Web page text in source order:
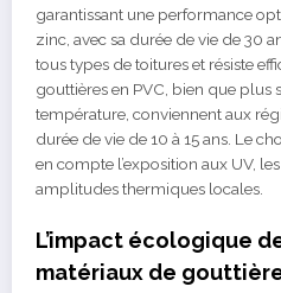
garantissant une performance
zinc, avec sa durée de vie de 30
tous types de toitures et résiste
gouttières en PVC, bien que plus
température, conviennent aux
durée de vie de 10 à 15 ans. Le
en compte l’exposition aux UV,
amplitudes thermiques locales.
L’impact écologique
matériaux de